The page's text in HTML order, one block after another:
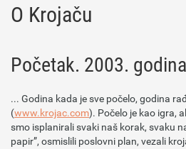
O Krojaču
Početak. 2003. godina
... Godina kada je sve počelo, godina
(www.krojac.com). Počelo je kao igra,
smo isplanirali svaki naš korak, svaku
papir”, osmislili poslovni plan, vezali